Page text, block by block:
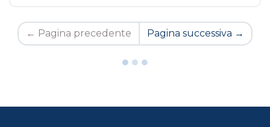
← Pagina precedente Pagina successiva →